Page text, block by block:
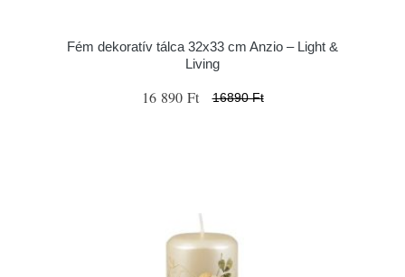
Fém dekoratív tálca 32x33 cm Anzio – Light &
Living
16 890 Ft 16890 Ft